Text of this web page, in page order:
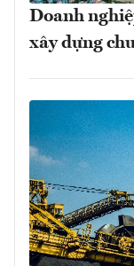
Doanh
xây dựng